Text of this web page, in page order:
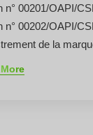
n° 00201/OAPI/
n° 00202/OAPI/
de la